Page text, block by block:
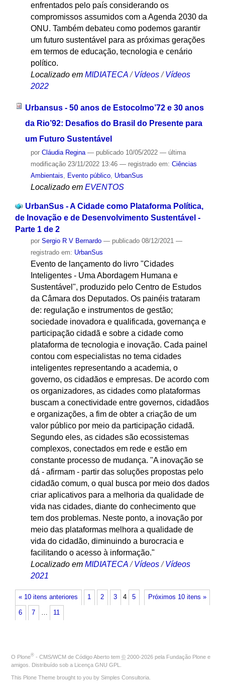
enfrentados pelo país considerando os
compromissos assumidos com a Agenda 2030 da
ONU. Também debateu como podemos garantir
um futuro sustentável para as próximas gerações
em termos de educação, tecnologia e cenário
político.
Localizado em MIDIATECA /Vídeos /Vídeos
2022
Urbansus - 50 anos de Estocolmo’72 e 30 anos
da Rio’92: Desafios do Brasil do Presente para
um Futuro Sustentável
por Cláudia Regina — publicado10/05/2022 — última
modificação23/11/2022 13:46 — registrado em: Ciências
Ambientais
Evento público, UrbanSus
Localizado em EVENTOS
UrbanSus - A Cidade como Plataforma Política,
de Inovação e de Desenvolvimento Sustentável -
Parte 1 de 2
por Sergio R V Bernardo — publicado08/12/2021 —
registrado em: UrbanSus
Evento de lançamento do livro "Cidades
Inteligentes - Uma Abordagem Humana e
Sustentável", produzido pelo Centro de Estudos
da Câmara dos Deputados. Os painéis trataram
de: regulação e instrumentos de gestão;
sociedade inovadora e qualificada, governança e
participação cidadã e sobre a cidade como
plataforma de tecnologia e inovação. Cada painel
contou com especialistas no tema cidades
inteligentes representando a academia, o
governo, os cidadãos e empresas. De acordo com
os organizadores, as cidades como plataformas
buscam a conectividade entre governos, cidadãos
e organizações, a fim de obter a criação de um
valor público por meio da participação cidadã.
Segundo eles, as cidades são ecossistemas
complexos, conectados em rede e estão em
constante processo de mudança. "A inovação se
dá - afirmam - partir das soluções propostas pelo
cidadão comum, o qual busca por meio dos dados
criar aplicativos para a melhoria da qualidade de
vida nas cidades, diante do conhecimento que
tem dos problemas. Neste ponto, a inovação por
meio das plataformas melhora a qualidade de
vida do cidadão, diminuindo a burocracia e
facilitando o acesso à informação."
Localizado em MIDIATECA /Vídeos /Vídeos
2021
« 10 itens anteriores Próximos 10 itens »
1 2 3 4 5
6 7 … 11
O Plone® - CMS/WCM de Código Aberto tem © 2000-2026 pela Fundação Plone e
amigos. Distribuído sob a Licença GNU GPL
This Plone Theme brought to you by Simples Consultoria